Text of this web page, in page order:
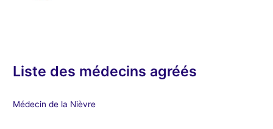
Liste des médecins agréés
Médecin de la Nièvre